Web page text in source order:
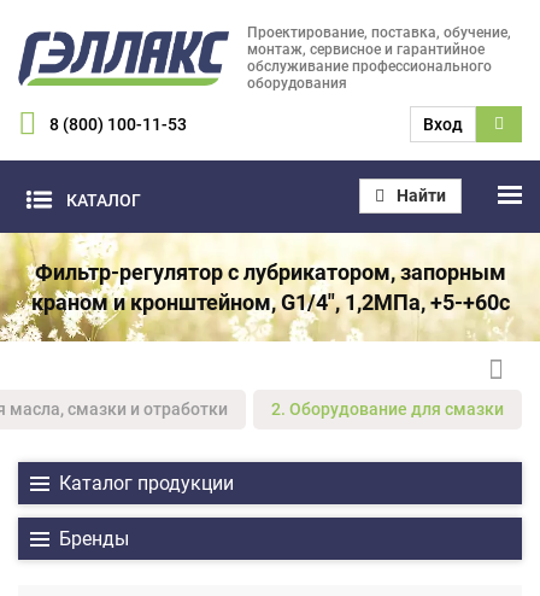
Проектирование, поставка, обучение,
монтаж, сервисное и гарантийное
обслуживание профессионального
оборудования
8 (800) 100-11-53 Вход
КАТАЛОГ Найти
Фильтр-регулятор с лубрикатором, запорным
краном и кронштейном, G1/4", 1,2МПа, +5-+60с
смазки и отработки 2. Оборудование для смазки
Каталог продукции
Бренды